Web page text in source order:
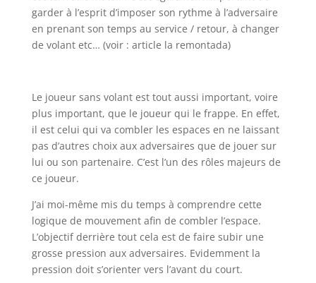
garder à l’esprit d’imposer son rythme à l’adversaire
en prenant son temps au service / retour, à changer
de volant etc… (voir : article la remontada)
Le joueur sans volant est tout aussi important, voire
plus important, que le joueur qui le frappe. En effet,
il est celui qui va combler les espaces en ne laissant
pas d’autres choix aux adversaires que de jouer sur
lui ou son partenaire. C’est l’un des rôles majeurs de
ce joueur.
J’ai moi-même mis du temps à comprendre cette
logique de mouvement afin de combler l’espace.
L’objectif derrière tout cela est de faire subir une
grosse pression aux adversaires. Evidemment la
pression doit s’orienter vers l’avant du court.